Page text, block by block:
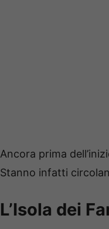
Ancora prima
Stanno infatti
L’Isola dei